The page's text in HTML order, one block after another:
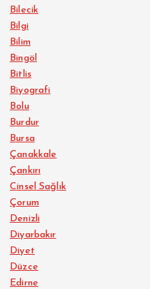
Bilecik
Bilgi
Bilim
Bingöl
Bitlis
Biyografi
Bolu
Burdur
Bursa
Çanakkale
Çankırı
Cinsel Sağlık
Çorum
Denizli
Diyarbakır
Diyet
Düzce
Edirne